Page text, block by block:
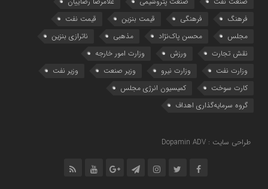
فرهنگ
فرهنگی قیمت بنزین
قیمت نفت
مجلس
محسن پاک‌نژاد مذهبی
ناترازی بنزین
نقش تجارت
ورزش
وزارت امور خارجه
وزارت نفت
وزارت نیرو وزیر صنعت
وزیر نفت
کارت سوخت
کمیسیون انرژی مجلس
گروه سرمایه‌‌گذاری اهداف
طراحی سایت : Dopamin ADV